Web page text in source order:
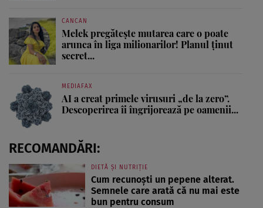
CANCAN
Melek pregătește mutarea care o poate
arunca în liga milionarilor! Planul ținut
secret...
MEDIAFAX
AI a creat primele virusuri „de la zero”.
Descoperirea îi îngrijorează pe oamenii...
RECOMANDĂRI:
DIETĂ ȘI NUTRIȚIE
Cum recunoști un pepene alterat.
Semnele care arată că nu mai este
bun pentru consum